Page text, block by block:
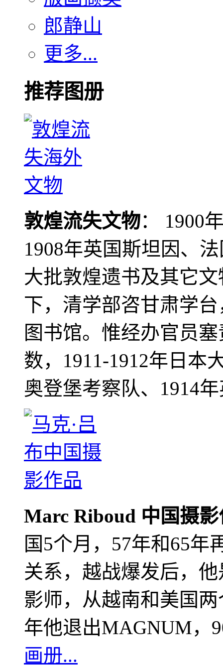
郎静山
更多...
推荐图册
敦煌流失文物： 1900
1908年英国斯坦因、
大批敦煌遗书及其它
下，清学部咨甘肃学
图书馆。惟经办官员
数，1911-1912年日本
奥登堡考察队、1914
Marc Riboud 中国摄
国5个月，57年和65年
关系，越战爆发后，
影师，从越南和美国
年他退出MAGNUM，
画册...